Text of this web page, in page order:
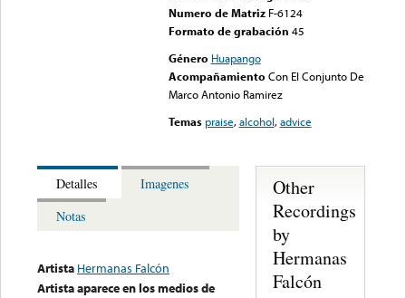
Numero de Matriz F-6124
Formato de grabación 45
Género Huapango
Acompañamiento Con El Conjunto De
Marco Antonio Ramirez
Temas praise,alcohol,advice
Detalles
Imagenes
Notas
Artista Hermanas Falcón
Artista aparece en los medios de
Other
Recordings
by
Hermanas
Falcón